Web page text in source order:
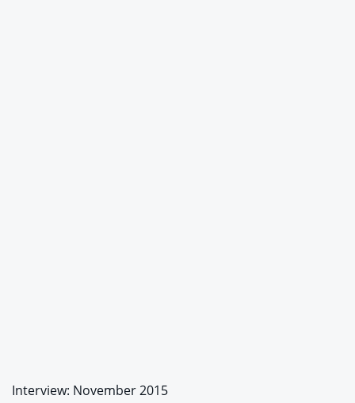
Interview: November 2015